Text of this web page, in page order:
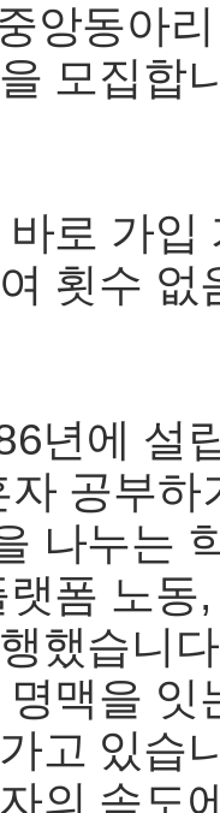
앙동아
모집합
로 가입
횟수 없
년에 설
자 공부
나누는
폼 노
했습니
맥을
고 있습
의 속도